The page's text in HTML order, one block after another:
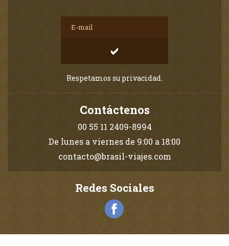
Respetamos su privacidad.
Contáctenos
00 55 11 2409-8994
De lunes a viernes de 9:00 a 18:00
contacto@brasil-viajes.com
Redes Sociales